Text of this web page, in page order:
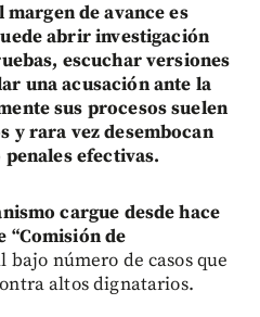
margen de avance es
abrir investigación
escuchar versiones
una acusación ante la
sus procesos suelen
y rara vez desembocan
efectivas.
cargue desde hace
“Comisión de
bajo número de casos que
altos dignatarios.